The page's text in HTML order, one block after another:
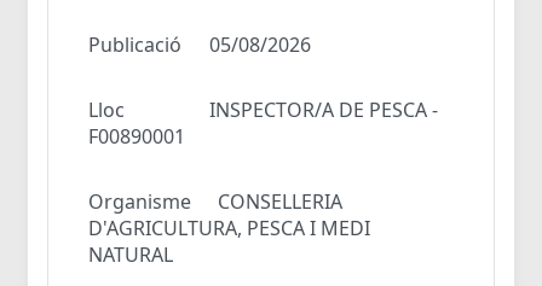
Publicació 05/08/2026
Lloc
INSPECTOR/A DE PESCA -
F00890001
Organisme
CONSELLERIA
D'AGRICULTURA, PESCA I MEDI
NATURAL